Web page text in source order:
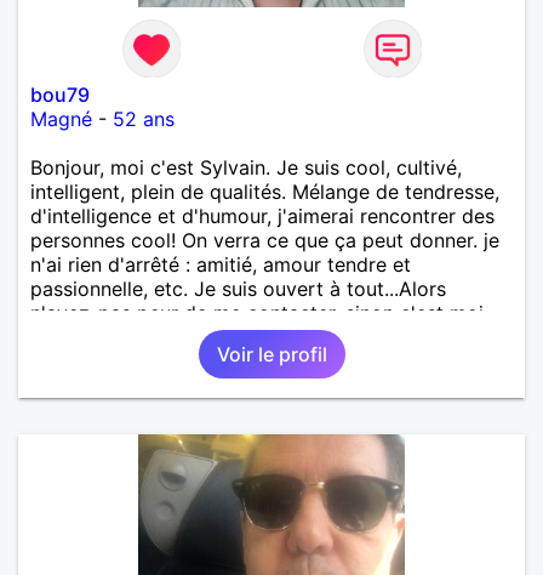
bou79
Magné - 52 ans
Bonjour, moi c'est Sylvain. Je suis cool, cultivé,
intelligent, plein de qualités. Mélange de tendresse,
d'intelligence et d'humour, j'aimerai rencontrer des
personnes cool! On verra ce que ça peut donner. je
n'ai rien d'arrêté : amitié, amour tendre et
passionnelle, etc. Je suis ouvert à tout...Alors
n'ayez-pas peur de me contacter, sinon c'est moi
qui le ferais!!!!!!!!!!!!! Ou peut-être pas! je suis
100000000000 vrai. Voir le profil